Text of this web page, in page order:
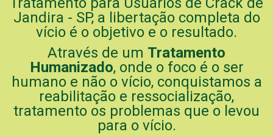
Jandira - SP, a libertação completa do
vício é o objetivo e o resultado.
Através de um Tratamento
Humanizado, onde o foco é o ser
humano e não o vício, conquistamos a
reabilitação e ressocialização,
tratamento os problemas que o levou
para o vício.